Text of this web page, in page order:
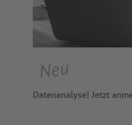
Neu
Datenanalyse! Jetzt